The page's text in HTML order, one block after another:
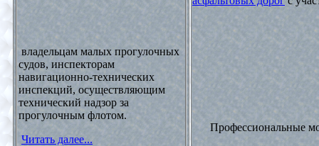
владельцам малых прогулочных
судов, инспекторам
навигационно-технических
инспекций, осуществляющим
технический надзор за
прогулочным флотом.
Читать далее...
Профессиональные